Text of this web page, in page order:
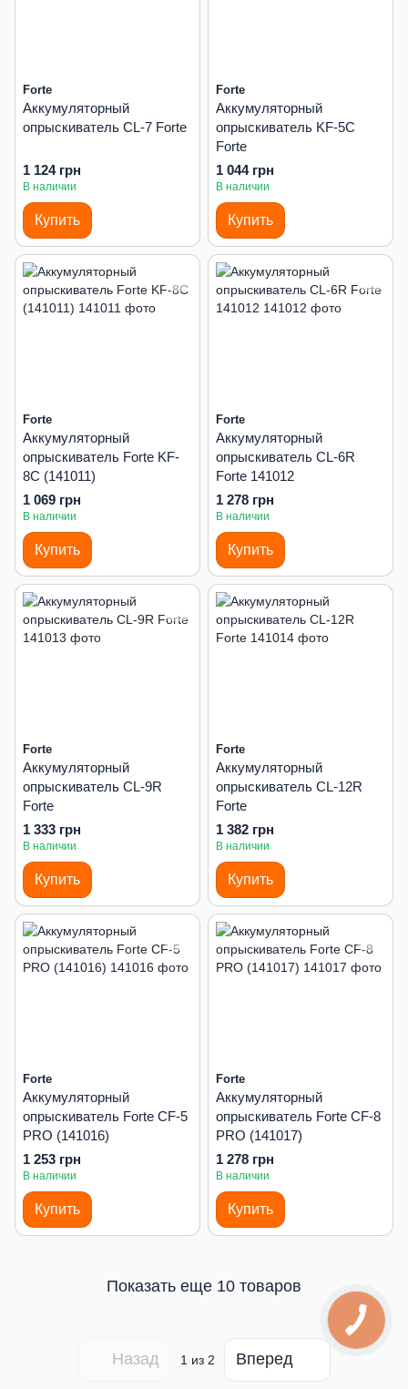
Forte
Аккумуляторный
опрыскиватель CL-7 Forte
1 124 грн
В наличии
Купить
Forte
Аккумуляторный
опрыскиватель KF-5C
Forte
1 044 грн
В наличии
Купить
Forte
Аккумуляторный
опрыскиватель Forte KF-
8C (141011)
1 069 грн
В наличии
Купить
Forte
Аккумуляторный
опрыскиватель CL-6R
Forte 141012
1 278 грн
В наличии
Купить
Forte
Аккумуляторный
опрыскиватель CL-9R
Forte
1 333 грн
В наличии
Купить
Forte
Аккумуляторный
опрыскиватель CL-12R
Forte
1 382 грн
В наличии
Купить
Forte
Аккумуляторный
опрыскиватель Forte CF-5
PRO (141016)
1 253 грн
В наличии
Купить
Forte
Аккумуляторный
опрыскиватель Forte CF-8
PRO (141017)
1 278 грн
В наличии
Купить
Показать еще 10 товаров
Назад 1 из 2 Вперед